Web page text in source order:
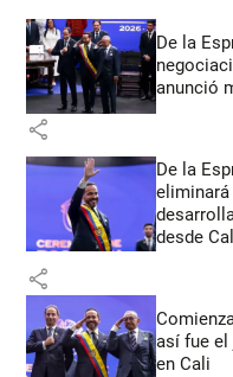
De la
anunció
share
De la
desde
share
así fue
en Cali